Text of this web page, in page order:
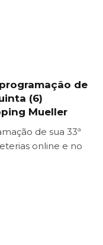
de
(6)
Mueller
de sua 33ª
online e no